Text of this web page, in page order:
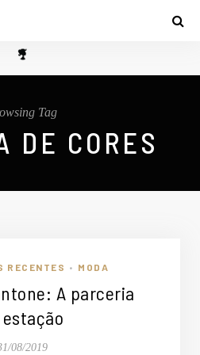
Tag
DE CORES
RECENTES • MODA
A parceria
08/2019